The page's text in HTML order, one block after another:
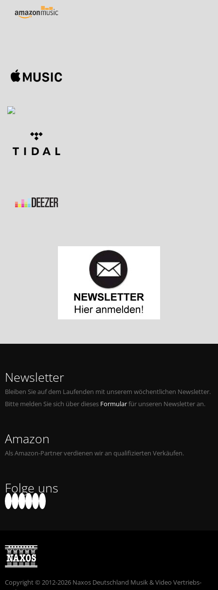
Newsletter
Bleiben Sie auf dem Laufenden mit unserem wöchentlichen Newsletter.
Bitte melden Sie sich über dieses Formularfür unseren Newsletter an.
Amazon
Als Amazon-Partner verdienen wir an qualifizierten Verkäufen.
Folge uns
Copyright © 2012-2026 Naxos Deutschland Musik & Video Vertriebs-